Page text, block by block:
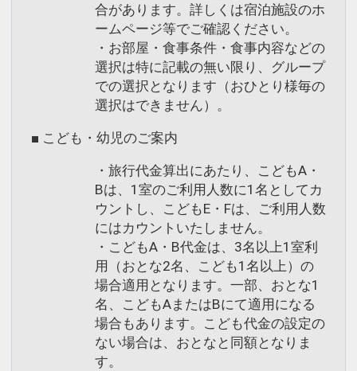
合があります。詳しくは宿泊施設のホ
ームページ等でご確認ください。
・お部屋・食事条件・食事内容などの
選択は特に記載の無い限り、グループ
での選択となります（おひとり様毎の
選択はできません）。
■ こども・幼児のご案内
・旅行代金算出にあたり、こどもA・
Bは、1室のご利用人数に1名としてカ
ウントし、こどもE・Fは、ご利用人数
にはカウントいたしません。
・こどもA・B代金は、3名以上1室利
用（おとな2名、こども1名以上）の
場合適用となります。一部、おとな1
名、こどもAまたはBにて適用になる
場合もあります。こども代金の設定の
ない場合は、おとなと同額となりま
す。